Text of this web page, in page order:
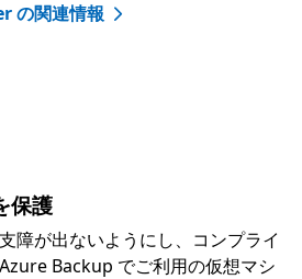
の関連情報
保護
障が出ないようにし、コンプライ
Backup でご利用の仮想マシ